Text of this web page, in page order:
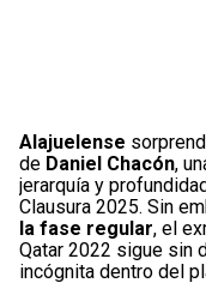
Alajuelense
de Daniel Chacón,
jerarquía y
Clausura 2025. Sin
la fase regular, el
Qatar 2022 sigue sin
incógnita dentro del